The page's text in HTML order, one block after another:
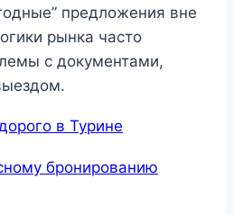
предложения вне
рынка часто
с документами,
в Турине
бронированию